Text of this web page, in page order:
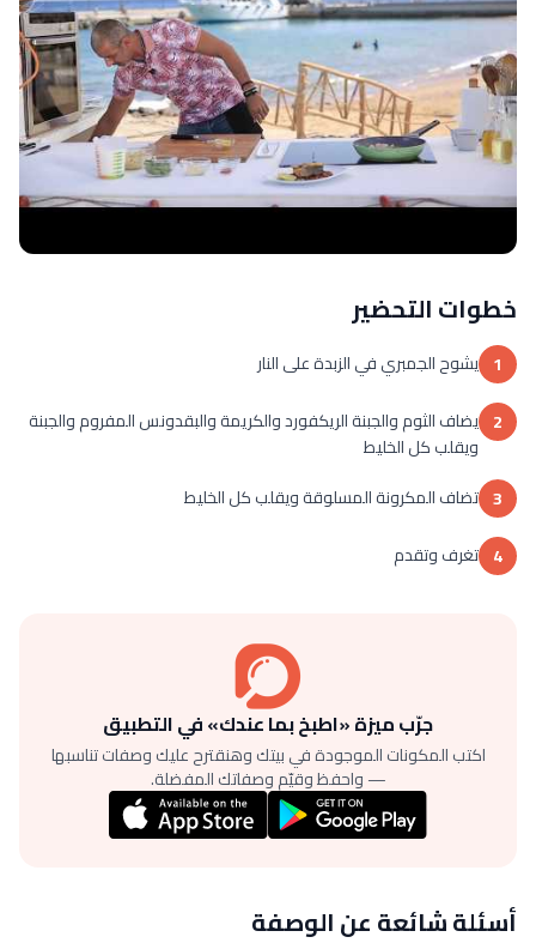
خطوات التحضير
1 يشوح الجمبري في الزبدة على النار
2 يضاف الثوم والجبنة الريكفورد والكريمة والبقدونس المفروم والجبنة
ويقلب كل الخليط
3 تضاف المكرونة المسلوقة ويقلب كل الخليط
4 تغرف وتقدم
جرّب ميزة «اطبخ بما عندك» في التطبيق
اكتب المكونات الموجودة في بيتك وهنقترح عليك وصفات تناسبها
— واحفظ وقيّم وصفاتك المفضلة.
أسئلة شائعة عن الوصفة